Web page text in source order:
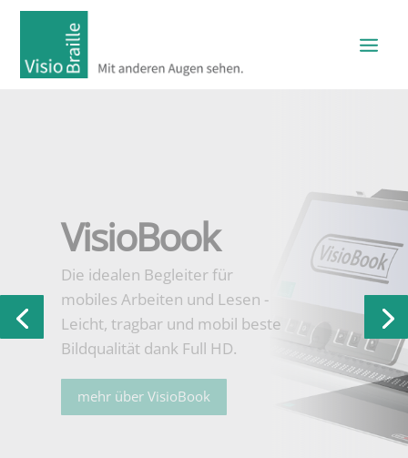
Vario 340
Das kleine, leichte
Brailledisplay mit 40
Brailleelementen,
Cursorrouting und HID-Braille-
Unterstützung – einfach
anschließen und loslegen.